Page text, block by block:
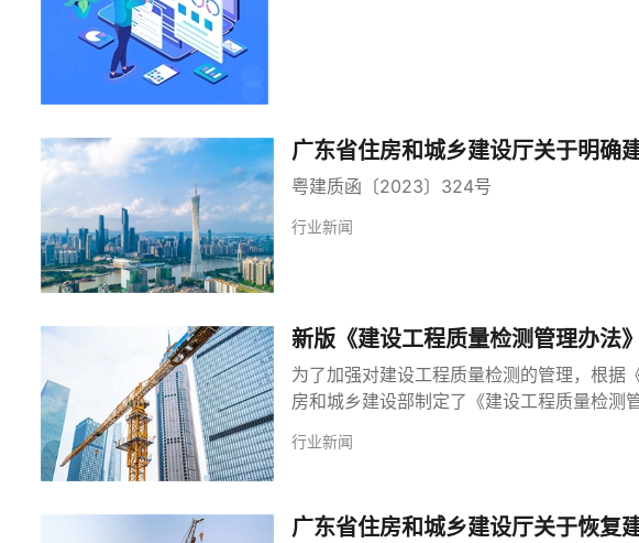
广东省住房和城乡建设厅关于明确
粤建质函〔2023〕324号
行业新闻
新版《建设工程质量检测管理办法
为了加强对建设工程质量检测的管理，根据
房和城乡建设部制定了《建设工程质量检测
行业新闻
广东省住房和城乡建设厅关于恢复